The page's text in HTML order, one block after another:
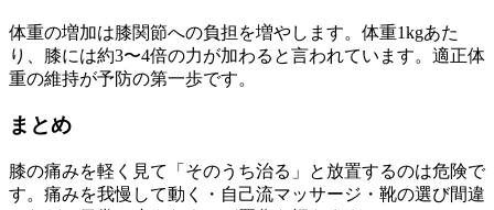
体重の増加は膝関節への負担を増やします。体重1kgあた
り、膝には約3〜4倍の力が加わると言われています。適正体
重の維持が予防の第一歩です。
まとめ
膝の痛みを軽く見て「そのうち治る」と放置するのは危険で
す。痛みを我慢して動く・自己流マッサージ・靴の選び間違